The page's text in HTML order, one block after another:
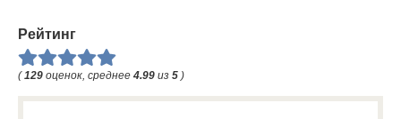
Рейтинг
(129 оценок, среднее 4.99 из 5 )